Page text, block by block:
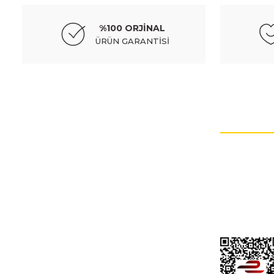
%100 ORJİNAL
ÜRÜN GARANTİSİ